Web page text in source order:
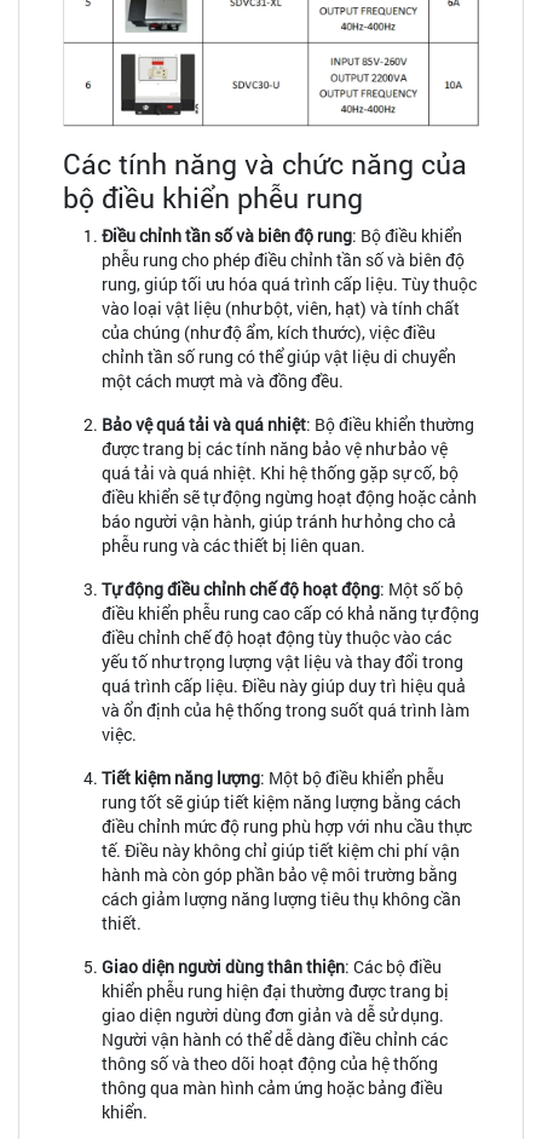
Các tính năng và chức năng của
bộ điều khiển phễu rung
Điều chỉnh tần số và biên độ rung: Bộ điều khiển
phễu rung cho phép điều chỉnh tần số và biên độ
rung, giúp tối ưu hóa quá trình cấp liệu. Tùy thuộc
vào loại vật liệu (như bột, viên, hạt) và tính chất
của chúng (như độ ẩm, kích thước), việc điều
chỉnh tần số rung có thể giúp vật liệu di chuyển
một cách mượt mà và đồng đều.
Bảo vệ quá tải và quá nhiệt: Bộ điều khiển thường
được trang bị các tính năng bảo vệ như bảo vệ
quá tải và quá nhiệt. Khi hệ thống gặp sự cố, bộ
điều khiển sẽ tự động ngừng hoạt động hoặc cảnh
báo người vận hành, giúp tránh hư hỏng cho cả
phễu rung và các thiết bị liên quan.
Tự động điều chỉnh chế độ hoạt động: Một số bộ
điều khiển phễu rung cao cấp có khả năng tự động
điều chỉnh chế độ hoạt động tùy thuộc vào các
yếu tố như trọng lượng vật liệu và thay đổi trong
quá trình cấp liệu. Điều này giúp duy trì hiệu quả
và ổn định của hệ thống trong suốt quá trình làm
việc.
Tiết kiệm năng lượng: Một bộ điều khiển phễu
rung tốt sẽ giúp tiết kiệm năng lượng bằng cách
điều chỉnh mức độ rung phù hợp với nhu cầu thực
tế. Điều này không chỉ giúp tiết kiệm chi phí vận
hành mà còn góp phần bảo vệ môi trường bằng
cách giảm lượng năng lượng tiêu thụ không cần
thiết.
Giao diện người dùng thân thiện: Các bộ điều
khiển phễu rung hiện đại thường được trang bị
giao diện người dùng đơn giản và dễ sử dụng.
Người vận hành có thể dễ dàng điều chỉnh các
thông số và theo dõi hoạt động của hệ thống
thông qua màn hình cảm ứng hoặc bảng điều
khiển.